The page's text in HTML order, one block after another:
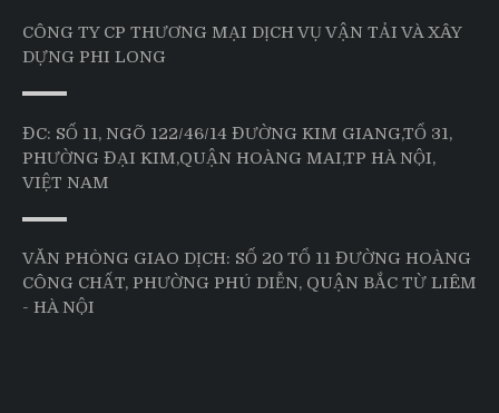
CÔNG TY CP THƯƠNG MẠI DỊCH VỤ VẬN TẢI VÀ XÂY
DỰNG PHI LONG
ĐC: SỐ 11, NGÕ 122/46/14 ĐƯỜNG KIM GIANG,TỔ 31,
PHƯỜNG ĐẠI KIM,QUẬN HOÀNG MAI,TP HÀ NỘI,
VIỆT NAM
VĂN PHÒNG GIAO DỊCH: SỐ 20 TỔ 11 ĐƯỜNG HOÀNG
CÔNG CHẤT, PHƯỜNG PHÚ DIỄN, QUẬN BẮC TỪ LIÊM
- HÀ NỘI